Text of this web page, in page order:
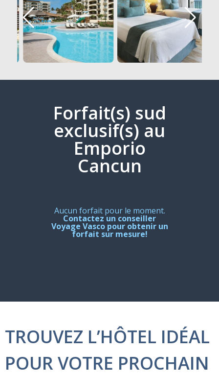
Forfait(s) sud
exclusif(s) au
Emporio
Cancun
Aucun forfait pour le moment.
Contactez un conseiller
Voyage Vasco pour obtenir un
forfait sur mesure!
TROUVEZ L’HÔTEL IDÉAL
POUR VOTRE PROCHAIN